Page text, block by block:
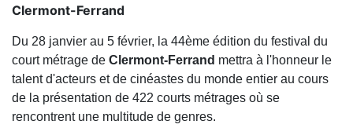
Clermont-Ferrand
Du 28 janvier au 5 février, la 44ème édition du festival du
court métrage de Clermont-Ferrand mettra à l'honneur le
talent d'acteurs et de cinéastes du monde entier au cours
de la présentation de 422 courts métrages où se
rencontrent une multitude de genres.